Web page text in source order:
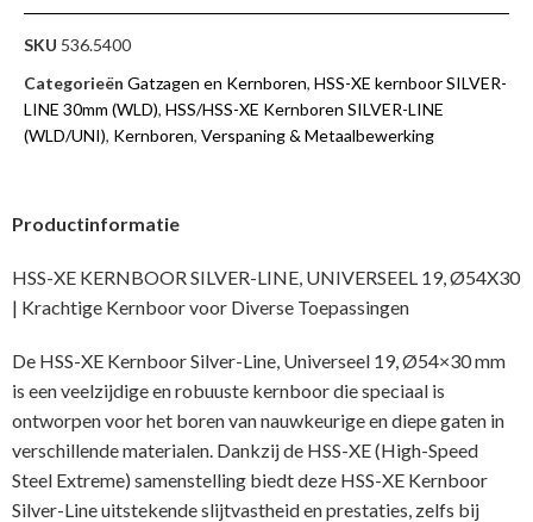
SKU 536.5400
Categorieën Gatzagen en Kernboren, HSS-XE kernboor SILVER-
LINE 30mm (WLD), HSS/HSS-XE Kernboren SILVER-LINE
(WLD/UNI), Kernboren, Verspaning & Metaalbewerking
Productinformatie
HSS-XE KERNBOOR SILVER-LINE, UNIVERSEEL 19, Ø54X30
| Krachtige Kernboor voor Diverse Toepassingen
De HSS-XE Kernboor Silver-Line, Universeel 19, Ø54×30 mm
is een veelzijdige en robuuste kernboor die speciaal is
ontworpen voor het boren van nauwkeurige en diepe gaten in
verschillende materialen. Dankzij de HSS-XE (High-Speed
Steel Extreme) samenstelling biedt deze HSS-XE Kernboor
Silver-Line uitstekende slijtvastheid en prestaties, zelfs bij